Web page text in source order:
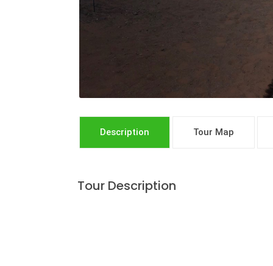
Description Tour Map
Tour Description